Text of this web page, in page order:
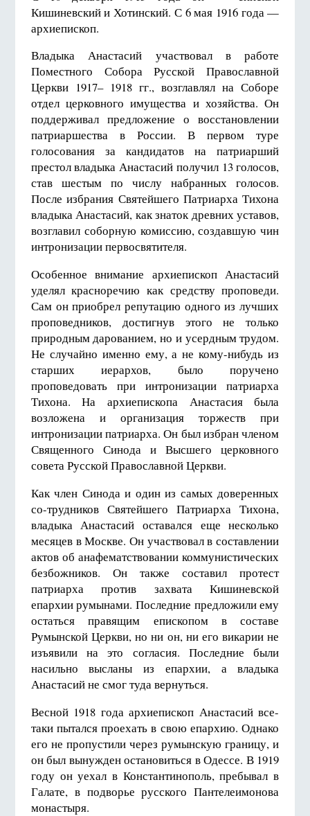
Кишиневский и Хотинский. С 6 мая 1916 года —
архиепископ.
Владыка Анастасий участвовал в работе
Поместного Собора Русской Православной
Церкви 1917– 1918 гг., возглавлял на Соборе
отдел церковного имущества и хозяйства. Он
поддерживал предложение о восстановлении
патриаршества в России. В первом туре
голосования за кандидатов на патриарший
престол владыка Анастасий получил 13 голосов,
став шестым по числу набранных голосов.
После избрания Святейшего Патриарха Тихона
владыка Анастасий, как знаток древних уставов,
возглавил соборную комиссию, создавшую чин
интронизации первосвятителя.
Особенное внимание архиепископ Анастасий
уделял красноречию как средству проповеди.
Сам он приобрел репутацию одного из лучших
проповедников, достигнув этого не только
природным дарованием, но и усердным трудом.
Не случайно именно ему, а не кому-нибудь из
старших иерархов, было поручено
проповедовать при интронизации патриарха
Тихона. На архиепископа Анастасия была
возложена и организация торжеств при
интронизации патриарха. Он был избран членом
Священного Синода и Высшего церковного
совета Русской Православной Церкви.
Как член Синода и один из самых доверенных
со-трудников Святейшего Патриарха Тихона,
владыка Анастасий оставался еще несколько
месяцев в Москве. Он участвовал в составлении
актов об анафематствовании коммунистических
безбожников. Он также составил протест
патриарха против захвата Кишиневской
епархии румынами. Последние предложили ему
остаться правящим епископом в составе
Румынской Церкви, но ни он, ни его викарии не
изъявили на это согласия. Последние были
насильно высланы из епархии, а владыка
Анастасий не смог туда вернуться.
Весной 1918 года архиепископ Анастасий все-
таки пытался проехать в свою епархию. Однако
его не пропустили через румынскую границу, и
он был вынужден остановиться в Одессе. В 1919
году он уехал в Константинополь, пребывал в
Галате, в подворье русского Пантелеимонова
монастыря.